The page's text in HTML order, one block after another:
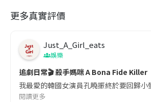
更多真實評價
Just_A_Girl_eats
娛樂
追劇日常🎬 殺手媽咪 A Bona Fide Killer
我最愛的韓國女演員孔曉振終於要回歸
閱讀更多